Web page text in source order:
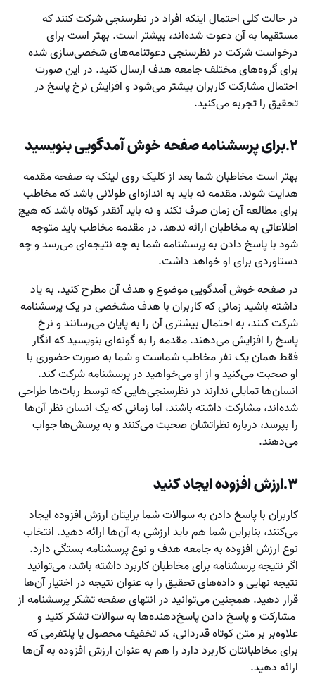
در حالت کلی احتمال اینکه افراد در نظرسنجی شرکت کنند که
مستقیما به آن دعوت شده‌‌اند، بیشتر است. بهتر است برای
درخواست شرکت در نظرسنجی دعوتنامه‌های شخصی‌سازی شده
برای گروه‌های مختلف جامعه هدف ارسال کنید. در این صورت
احتمال مشارکت کاربران بیشتر می‌شود و افزایش نرخ پاسخ در
تحقیق را تجربه می‌کنید.
۲.برای پرسشنامه صفحه خوش آمدگویی بنویسید
بهتر است مخاطبان شما بعد از کلیک روی لینک به صفحه مقدمه
هدایت شوند. مقدمه نه باید به اندازه‌ای طولانی باشد که مخاطب
برای مطالعه آن زمان صرف نکند و نه باید آنقدر کوتاه باشد که هیچ
اطلاعاتی به مخاطبان ارائه ندهد. در مقدمه مخاطب باید متوجه
شود با پاسخ دادن به پرسشنامه شما به چه نتیجه‌ای می‌رسد و چه
دستاوردی برای او خواهد داشت.
در صفحه خوش آمدگویی موضوع و هدف آن مطرح کنید. به یاد
داشته باشید زمانی که کاربران با هدف مشخصی در یک پرسشنامه
شرکت کنند، به احتمال بیشتری آن را به پایان می‌رسانند و نرخ
پاسخ را افزایش می‌دهند. مقدمه را به گونه‌ای بنویسید که انگار
فقط همان یک نفر مخاطب شماست و شما به صورت حضوری با
او صحبت می‌کنید و از او می‌خواهید در پرسشنامه شرکت کند.
انسان‌ها تمایلی ندارند در نظرسنجی‌هایی که توسط ربات‌ها طراحی
شده‌اند، مشارکت داشته باشند، اما زمانی که یک انسان نظر آن‌ها
را بپرسد، درباره نظراتشان صحبت می‌‌کنند و به پرسش‌‌ها جواب
می‌دهند.
۳.ارزش افزوده ایجاد کنید
کاربران با پاسخ دادن به سوالات شما برایتان ارزش افزوده ایجاد
می‌کنند، بنابراین شما هم باید ارزشی به آن‌ها ارائه دهید. انتخاب
نوع ارزش افزوده به جامعه هدف و نوع پرسشنامه بستگی دارد.
اگر نتیجه پرسشنامه برای مخاطبان کاربرد داشته باشد، می‌توانید
نتیجه نهایی و داده‌های تحقیق را به عنوان نتیجه در اختیار آن‌ها
قرار دهید. همچنین می‌توانید در انتهای صفحه تشکر پرسشنامه از
مشارکت و پاسخ دادن پاسخ‌دهنده‌ها به سوالات تشکر کنید و
علاوه‌بر بر متن کوتاه قدردانی، کد تخفیف محصول یا پلتفرمی که
برای مخاطبانتان کاربرد دارد را هم به عنوان ارزش افزوده به آن‌ها
ارائه دهید.